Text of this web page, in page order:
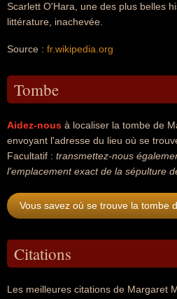
Scarlett O'Hara, une des plus belles
littérature, inachevée.
Source : fr.wikipedia.org
Tombe
Aidez-nous à localiser la tombe de
envoyant l'adresse du lieu où se
Facultatif : transmettez-nous
l'emplacement exact de la sépulture
Vous savez où se trouve la tombe
Citations
Les meilleures citations de Margaret